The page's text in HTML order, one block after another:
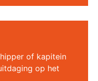
of kapitein
op het